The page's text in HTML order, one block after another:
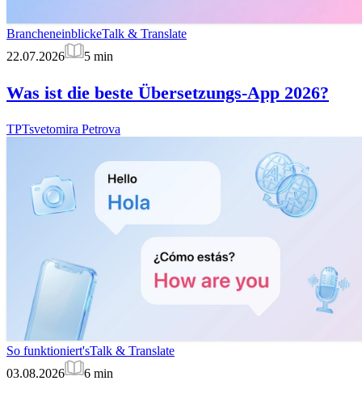
BrancheneinblickeTalk & Translate
22.07.2026
5 min
Was ist die beste Übersetzungs-App 2026?
TPTsvetomira Petrova
So funktioniert'sTalk & Translate
03.08.2026
6 min